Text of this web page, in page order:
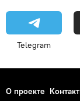
Telegram
О проекте